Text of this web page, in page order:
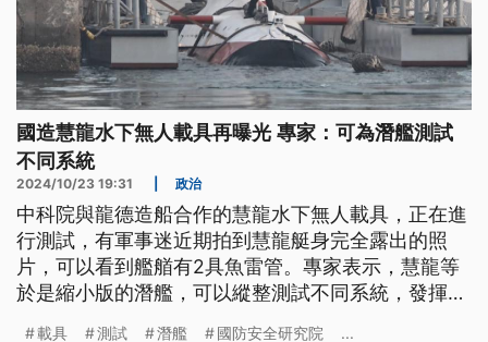
國造慧龍水下無人載具再曝光 專家：可為潛艦測試
不同系統
2024/10/23 19:31 政治
中科院與龍德造船合作的慧龍水下無人載具，正在進
行測試，有軍事迷近期拍到慧龍艇身完全露出的照
片，可以看到艦艏有2具魚雷管。專家表示，慧龍等
於是縮小版的潛艦，可以縱整測試不同系統，發揮更
載具 測試 潛艦 國防安全研究院 ...